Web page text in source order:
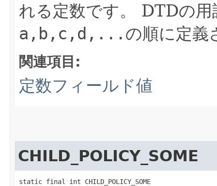
れる定数です。
DTDの用
a,b,c,d,... の順に定義
関連項目:
定数フィールド値
CHILD_POLICY_SOME
static final int CHILD_POLICY_SOME